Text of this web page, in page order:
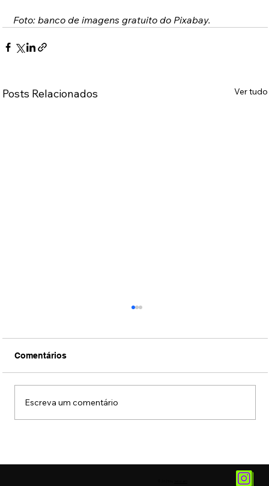
Foto: banco de imagens gratuito do Pixabay.
Posts Relacionados Ver tudo
Comentários
Escreva um comentário